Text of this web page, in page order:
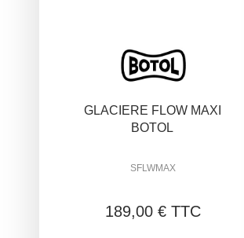
GLACIERE FLOW MAXI
BOTOL
SFLWMAX
189,00 € TTC